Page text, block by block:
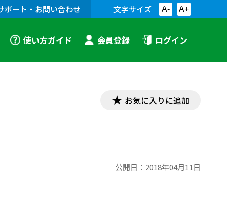
ポート・お問い合わせ 文字サイズ A- A+
使い方ガイド 会員登録 ログイン
お気に入りに追加
公開日： 2018年04月11日